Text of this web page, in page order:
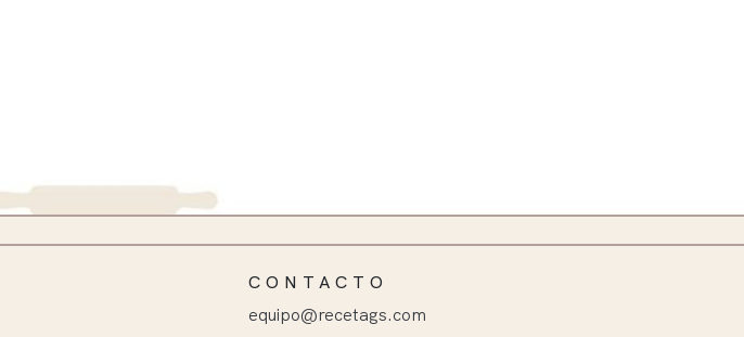
CONTACTO
equipo@recetags.com